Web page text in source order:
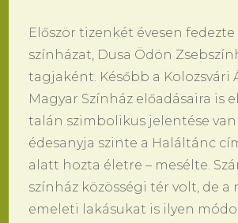
Először tizenkét évesen fedezte
színházat, Dusa Ödön
tagjaként. Később a Kolozsvári
Magyar Színház előadásaira is
talán szimbolikus jelentése
édesanyja szinte a Haláltánc
alatt hozta életre – mesélte.
színház közösségi tér volt, de a
emeleti lakásukat is ilyen